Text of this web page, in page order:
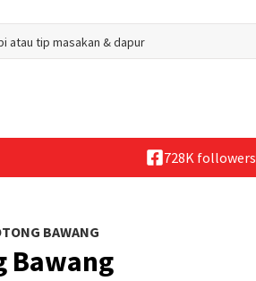
728K followers
BAWANG
Bawang